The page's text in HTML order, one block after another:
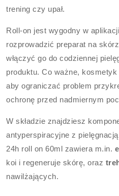
trening czy upał.
Roll-on jest wygodny w
rozprowadzić preparat na
włączyć go do codziennej
produktu. Co ważne,
aby ograniczać problem
ochronę przed nadmiernym
W składzie znajdziesz
antyperspiracyjne z
24h roll on 60ml zawiera m.in.
koi i regeneruje skórę, oraz
nawilżających.